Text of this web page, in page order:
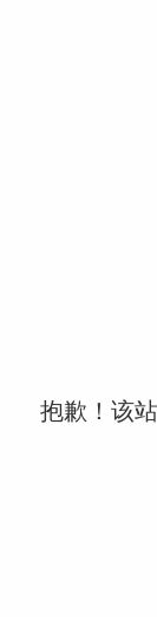
抱歉！该